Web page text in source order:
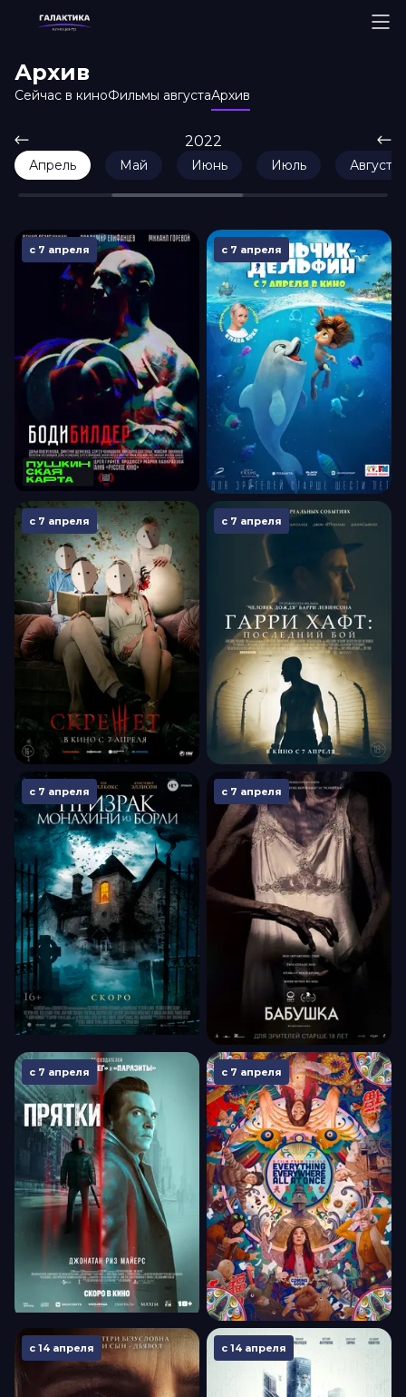
Архив
Сейчас в киноФильмы августаАрхив
2022
Апрель Май Июнь Июль Август
с 7 апреля с 7 апреля
с 7 апреля с 7 апреля
с 7 апреля с 7 апреля
с 7 апреля с 7 апреля
с 14 апреля с 14 апреля